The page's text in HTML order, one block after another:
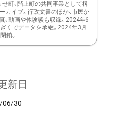
せ町、階上町の共同事業として構
カイブ。行政文書のほか、市民か
、動画や体験談も収録。2024年6
くでデータを承継。2024年3月
鎖。
新日
06/30